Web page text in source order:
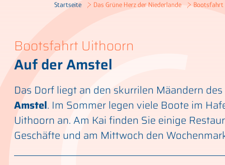
Startseite Das Grüne Herz der Niederlande
Bootsfahrt Uithoorn
Auf der Amstel
Das Dorf liegt an den skurrilen Mäandern des
Amstel. Im Sommer legen viele Boote im
Uithoorn an. Am Kai finden Sie einige
Geschäfte und am Mittwoch den